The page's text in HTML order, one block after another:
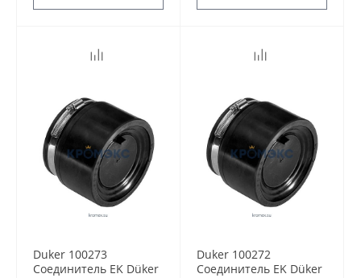
Duker 100273
Соединитель EK Düker
Duker 100272
Соединитель EK Düker